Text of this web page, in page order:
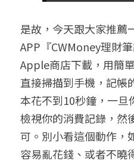
是故，今天跟大家推薦
APP『CWMoney理財
Apple商店下載，用簡
直接掃描到手機，記帳
本花不到10秒鐘，一旦
檢視你的消費記錄，然
可。別小看這個動作，
容易亂花錢、或者不曉